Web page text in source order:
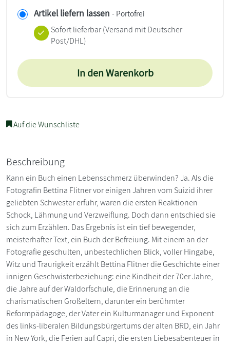
Artikel liefern lassen - Portofrei
Sofort lieferbar(Versand mit Deutscher
Post/DHL)
In den Warenkorb
Auf die Wunschliste
Beschreibung
Kann ein Buch einen Lebensschmerz überwinden? Ja. Als die
Fotografin Bettina Flitner vor einigen Jahren vom Suizid ihrer
geliebten Schwester erfuhr, waren die ersten Reaktionen
Schock, Lähmung und Verzweiflung. Doch dann entschied sie
sich zum Erzählen. Das Ergebnis ist ein tief bewegender,
meisterhafter Text, ein Buch der Befreiung. Mit einem an der
Fotografie geschulten, unbestechlichen Blick, voller Hingabe,
Witz und Traurigkeit erzählt Bettina Flitner die Geschichte einer
innigen Geschwisterbeziehung: eine Kindheit der 70er Jahre,
die Jahre auf der Waldorfschule, die Erinnerung an die
charismatischen Großeltern, darunter ein berühmter
Reformpädagoge, der Vater ein Kulturmanager und Exponent
des links-liberalen Bildungsbürgertums der alten BRD, ein Jahr
in New York, die Ferien auf Capri, die ersten Liebesabenteuer in